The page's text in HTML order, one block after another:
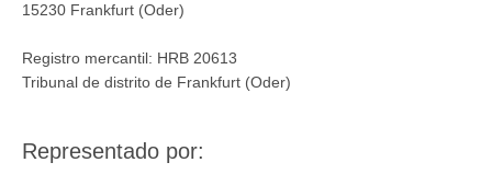
15230 Frankfurt (Oder)
Registro mercantil: HRB 20613
Tribunal de distrito de Frankfurt (Oder)
Representado por: